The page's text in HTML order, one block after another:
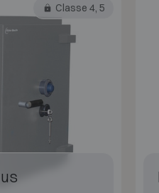
Classe 4, 5